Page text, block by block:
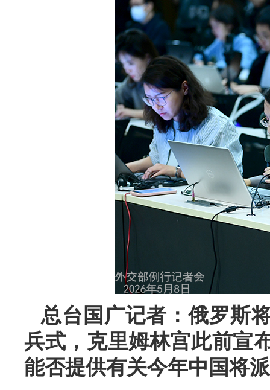
总台国广记者：俄罗斯
兵式，克里姆林宫此前宣
能否提供有关今年中国将